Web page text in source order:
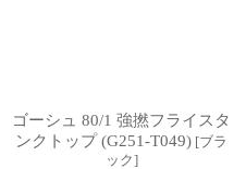
ゴーシュ 80/1 強撚フライスタ
ンクトップ (G251-T049) [ブラ
ック]